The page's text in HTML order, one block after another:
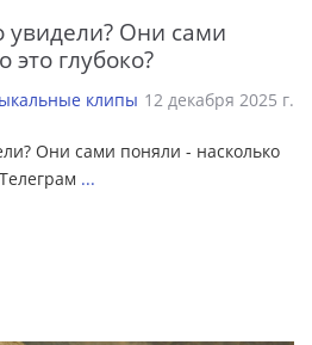
увидели? Они сами
это глубоко?
клипы 12 декабря 2025 г.
Они сами поняли - насколько
...